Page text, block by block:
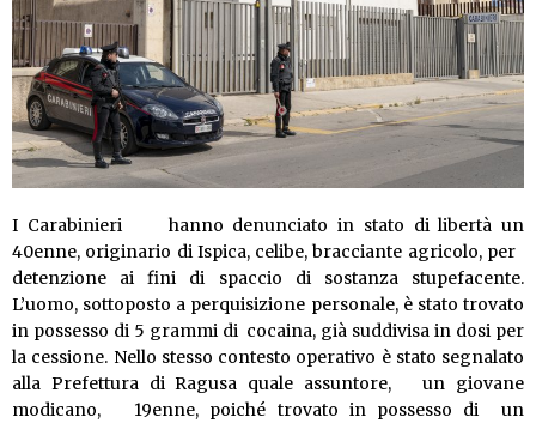
I Carabinieri hanno denunciato in stato di libertà un
40enne, originario di Ispica, celibe, bracciante agricolo, per
detenzione ai fini di spaccio di sostanza stupefacente.
L’uomo, sottoposto a perquisizione personale, è stato trovato
in possesso di 5 grammi di cocaina, già suddivisa in dosi per
la cessione. Nello stesso contesto operativo è stato segnalato
alla Prefettura di Ragusa quale assuntore, un giovane
modicano, 19enne, poiché trovato in possesso di un